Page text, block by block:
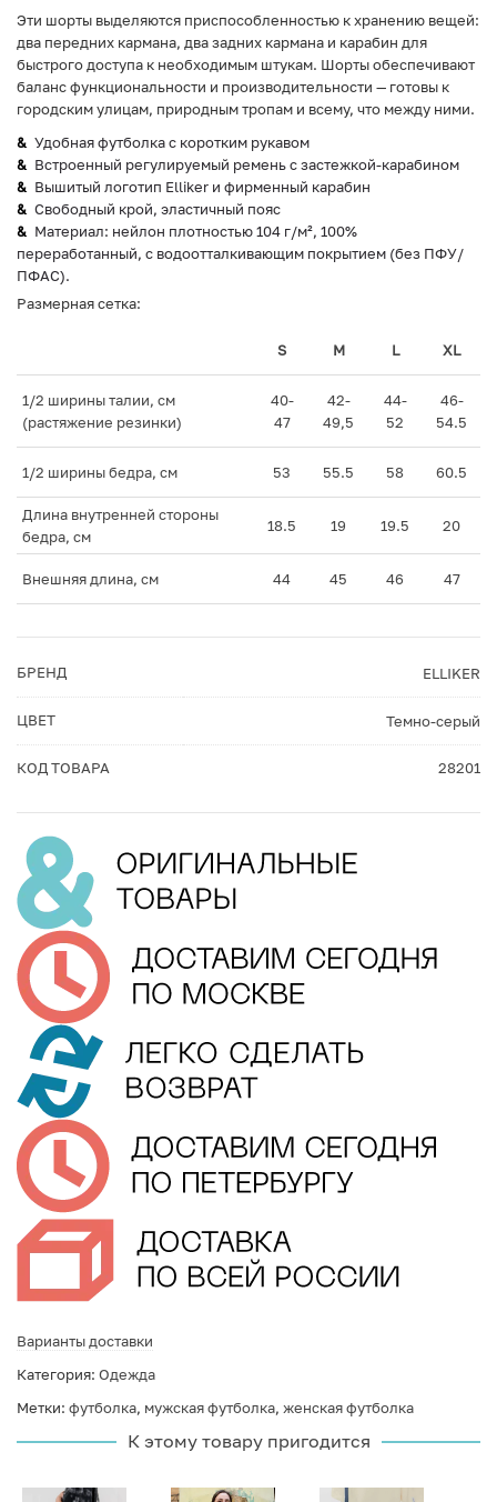
Эти шорты выделяются приспособленностью к хранению вещей:
два передних кармана, два задних кармана и карабин для
быстрого доступа к необходимым штукам. Шорты обеспечивают
баланс функциональности и производительности — готовы к
городским улицам, природным тропам и всему, что между ними.
Удобная футболка с коротким рукавом
Встроенный регулируемый ремень с застежкой-карабином
Вышитый логотип Elliker и фирменный карабин
Свободный крой, эластичный пояс
Материал: нейлон плотностью 104 г/м², 100%
переработанный, с водоотталкивающим покрытием (без ПФУ/
ПФАС).
Размерная сетка:
S M L XL
1/2 ширины талии, см
(растяжение резинки)
40-
47
42-
49,5
44-
52
46-
54.5
1/2 ширины бедра, см 53 55.5 58 60.5
Длина внутренней стороны
бедра, см
18.5 19 19.5 20
Внешняя длина, см 44 45 46 47
БРЕНД ELLIKER
ЦВЕТ Темно-серый
КОД ТОВАРА 28201
Варианты доставки
Категория: Одежда
Метки: футболка, мужская футболка, женская футболка
К этому товару пригодится